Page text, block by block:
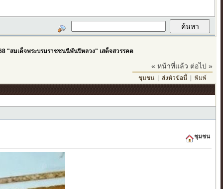
"สมเด็จพระบรมราชชนนีพันปีหลวง" เสด็จสวรรคต
« หน้าที่แล้ว ต่อไป »
ชุมชน| ส่งหัวข้อนี้| พิมพ์
ชุมชน